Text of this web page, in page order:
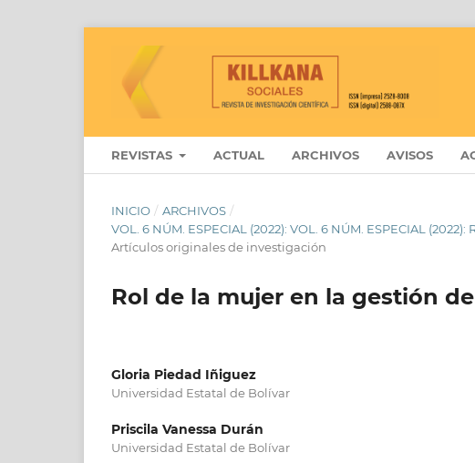
REVISTAS ACTUAL ARCHIVOS AVISOS
INICIO / ARCHIVOS /
VOL. 6 NÚM. ESPECIAL (2022): VOL. 6 NÚM. ESPECIAL
Artículos originales de investigación
Rol de la mujer en la gestión
Gloria Piedad Iñiguez
Universidad Estatal de Bolívar
Priscila Vanessa Durán
Universidad Estatal de Bolívar